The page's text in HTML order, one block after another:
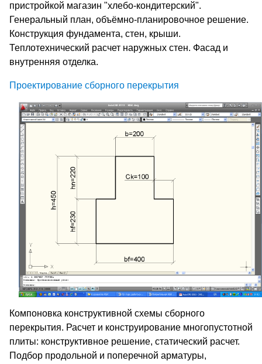
пристройкой магазин "хлебо-кондитерский".
Генеральный план, объёмно-планировочное решение.
Конструкция фундамента, стен, крыши.
Теплотехнический расчет наружных стен. Фасад и
внутренняя отделка.
Проектирование сборного перекрытия
Компоновка конструктивной схемы сборного
перекрытия. Расчет и конструирование многопустотной
плиты: конструктивное решение, статический расчет.
Подбор продольной и поперечной арматуры,